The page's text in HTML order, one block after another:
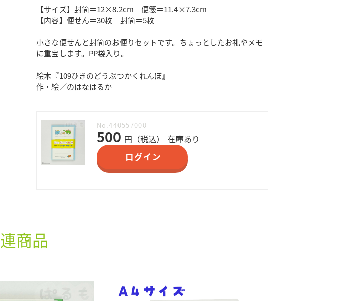
【サイズ】封筒＝12×8.2cm 便箋＝11.4×7.3cm
【内容】便せん＝30枚 封筒＝5枚
小さな便せんと封筒のお便りセットです。ちょっとしたお礼やメモ
に重宝します。PP袋入り。
絵本『109ひきのどうぶつかくれんぼ』
作・絵／のはなはるか
No.440557000
500 円（税込）
在庫あり
ログイン
商品